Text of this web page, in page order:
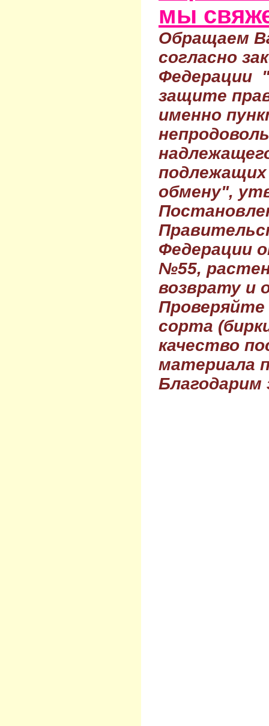
мы
Обращаем
согласно
Федерации
защите
именно
обмену",
Федерации
№55,
возврату и
Проверяйте
сорта
качество
материала
Благодарим